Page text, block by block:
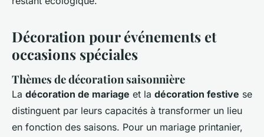
Décoration pour événements et
occasions spéciales
Thèmes de décoration saisonnière
La décoration de mariage et la décoration festive se
distinguent par leurs capacités à transformer un lieu
en fonction des saisons. Pour un mariage printanier,